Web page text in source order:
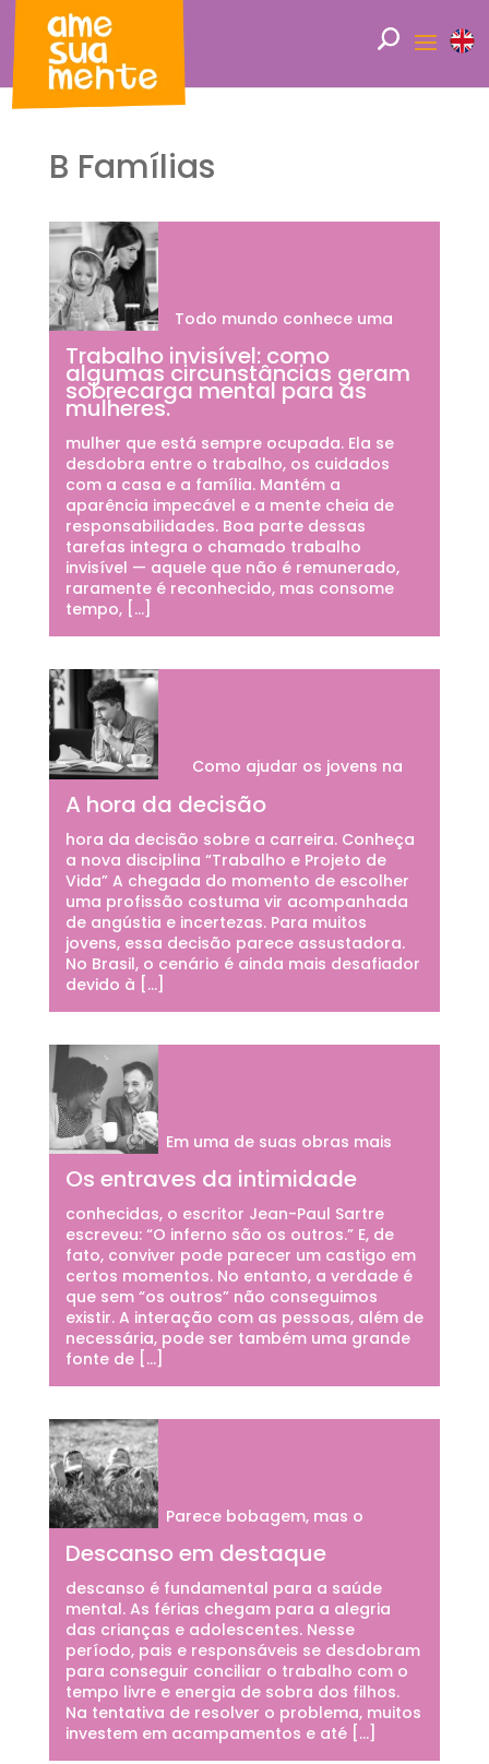
B Famílias
Trabalho invisível: como
algumas circunstâncias geram
sobrecarga mental para as
mulheres.
Todo mundo conhece uma
mulher que está sempre ocupada. Ela se
desdobra entre o trabalho, os cuidados
com a casa e a família. Mantém a
aparência impecável e a mente cheia de
responsabilidades. Boa parte dessas
tarefas integra o chamado trabalho
invisível — aquele que não é remunerado,
raramente é reconhecido, mas consome
tempo, […]
A hora da decisão
Como ajudar os jovens na
hora da decisão sobre a carreira. Conheça
a nova disciplina “Trabalho e Projeto de
Vida” A chegada do momento de escolher
uma profissão costuma vir acompanhada
de angústia e incertezas. Para muitos
jovens, essa decisão parece assustadora.
No Brasil, o cenário é ainda mais desafiador
devido à […]
Os entraves da intimidade
Em uma de suas obras mais
conhecidas, o escritor Jean-Paul Sartre
escreveu: “O inferno são os outros.” E, de
fato, conviver pode parecer um castigo em
certos momentos. No entanto, a verdade é
que sem “os outros” não conseguimos
existir. A interação com as pessoas, além de
necessária, pode ser também uma grande
fonte de […]
Descanso em destaque
Parece bobagem, mas o
descanso é fundamental para a saúde
mental. As férias chegam para a alegria
das crianças e adolescentes. Nesse
período, pais e responsáveis se desdobram
para conseguir conciliar o trabalho com o
tempo livre e energia de sobra dos filhos.
Na tentativa de resolver o problema, muitos
investem em acampamentos e até […]